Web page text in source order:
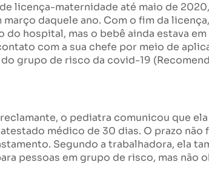
licença-maternidade até maio de
daquele ano. Com o fim da
do hospital, mas o bebê ainda estava
com a sua chefe por meio de
grupo de risco da covid-19
o pediatra comunicou que
médico de 30 dias. O prazo não
Segundo a trabalhadora, ela
pessoas em grupo de risco, mas não